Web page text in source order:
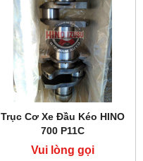
Trục Cơ Xe Đầu Kéo HINO
700 P11C
Vui lòng gọi